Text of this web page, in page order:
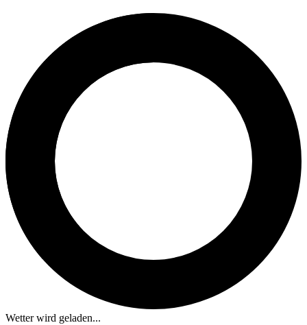
Wetter wird geladen...